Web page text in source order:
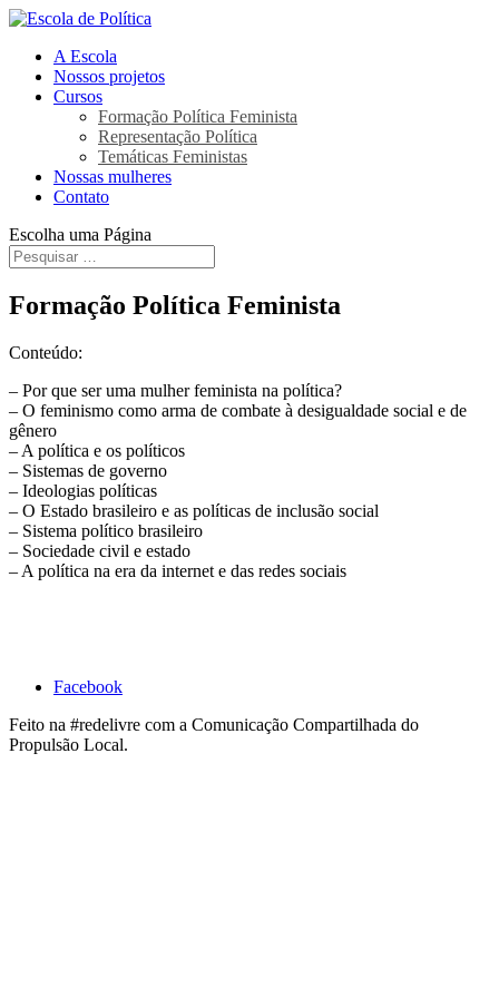
A Escola
Nossos projetos
Cursos
Formação Política Feminista
Representação Política
Temáticas Feministas
Nossas mulheres
Contato
Escolha uma Página
Formação Política Feminista
Conteúdo:
– Por que ser uma mulher feminista na política?
– O feminismo como arma de combate à desigualdade social e de
gênero
– A política e os políticos
– Sistemas de governo
– Ideologias políticas
– O Estado brasileiro e as políticas de inclusão social
– Sistema político brasileiro
– Sociedade civil e estado
– A política na era da internet e das redes sociais
Facebook
Feito na #redelivre com a Comunicação Compartilhada do
Propulsão Local.